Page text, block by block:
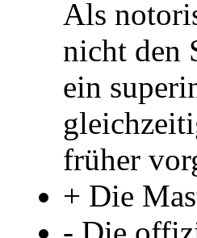
Als
nicht den
ein
früher
+ Die